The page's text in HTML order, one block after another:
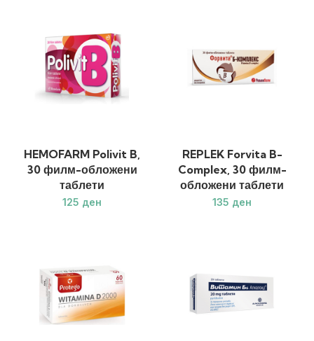
HEMOFARM Polivit B,
30 филм-обложени
таблети
ден
REPLEK Forvita B-
Complex, 30 филм-
обложени таблети
ден